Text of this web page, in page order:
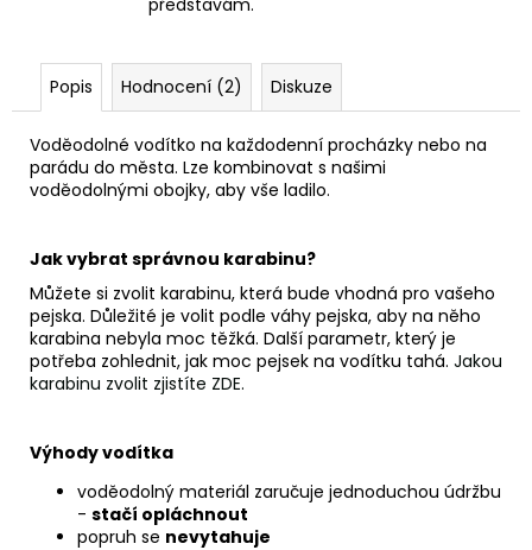
představám.
Popis Hodnocení (2) Diskuze
Voděodolné vodítko na každodenní procházky nebo na
parádu do města. Lze kombinovat s našimi
voděodolnými obojky, aby vše ladilo.
Jak vybrat správnou karabinu?
Můžete si zvolit karabinu, která bude vhodná pro vašeho
pejska. Důležité je volit podle váhy pejska, aby na něho
karabina nebyla moc těžká. Další parametr, který je
potřeba zohlednit, jak moc pejsek na vodítku tahá. Jakou
karabinu zvolit zjistíte ZDE.
Výhody vodítka
voděodolný materiál zaručuje jednoduchou údržbu
- stačí opláchnout
popruh se nevytahuje